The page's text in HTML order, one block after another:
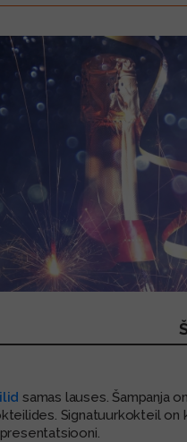
samas lauses. Šampanja
Signatuurkokteil